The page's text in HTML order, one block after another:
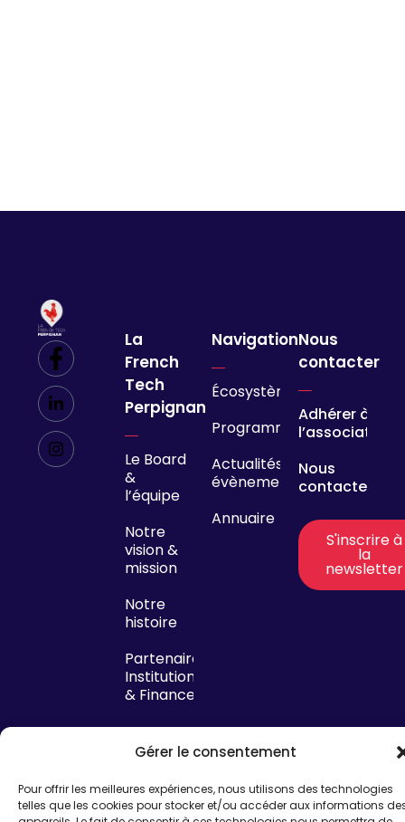
Gérer le consentement
Pour offrir les meilleures expériences, nous utilisons des technologies
telles que les cookies pour stocker et/ou accéder aux informations
La
French
Tech
Perpignan
Le Board
&
l’équipe
Notre
vision &
mission
Notre
histoire
Partenaires
Institutionnels
& Financeurs
Navigation
Écosystème
Programmes
Actualités &
évènements
Annuaire
Nous
contacter
Adhérer à
l’association
Nous
contacter
S'inscrire à
la
newsletter
Mentions légales